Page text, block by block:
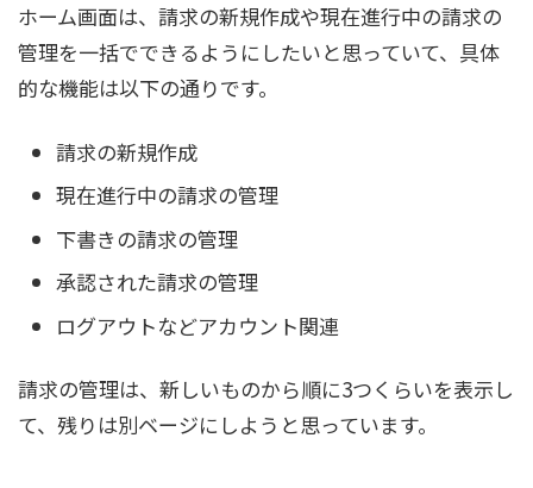
ホーム画面は、請求の新規作成や現在進行中の請求の
管理を一括でできるようにしたいと思っていて、具体
的な機能は以下の通りです。
請求の新規作成
現在進行中の請求の管理
下書きの請求の管理
承認された請求の管理
ログアウトなどアカウント関連
請求の管理は、新しいものから順に3つくらいを表示し
て、残りは別ベージにしようと思っています。